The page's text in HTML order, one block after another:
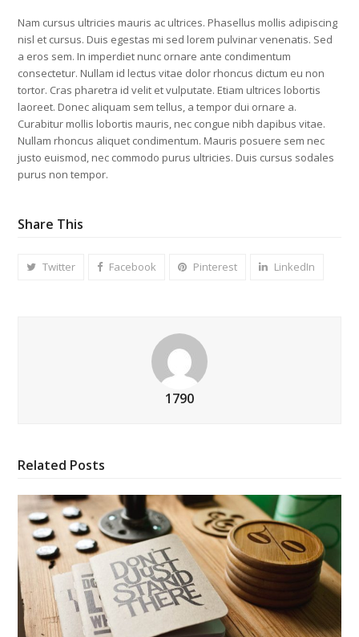
Nam cursus ultricies mauris ac ultrices. Phasellus mollis adipiscing
nisl et cursus. Duis egestas mi sed lorem pulvinar venenatis. Sed
a eros sem. In imperdiet nunc ornare ante condimentum
consectetur. Nullam id lectus vitae dolor rhoncus dictum eu non
tortor. Cras pharetra id velit et vulputate. Etiam ultrices lobortis
laoreet. Donec aliquam sem tellus, a tempor dui ornare a.
Curabitur mollis lobortis mauris, nec congue nibh dapibus vitae.
Nullam rhoncus aliquet condimentum. Mauris posuere sem nec
justo euismod, nec commodo purus ultricies. Duis cursus sodales
purus non tempor.
Share This
Twitter Facebook Pinterest LinkedIn
1790
Related Posts